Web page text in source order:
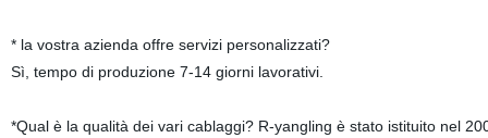
* la vostra azienda offre servizi personalizzati?
Sì, tempo di produzione 7-14 giorni lavorativi.
*Qual è la qualità dei vari cablaggi? R-yangling è stato istituito nel